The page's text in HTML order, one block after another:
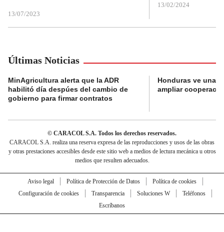
13/07/2023
13/02/2024
Últimas Noticias
MinAgricultura alerta que la ADR
habilitó día despúes del cambio de
gobierno para firmar contratos
Honduras ve una
ampliar
© CARACOL S.A. Todos los derechos reservados.
CARACOL S.A. realiza una reserva expresa de las reproducciones y usos de las obras
y otras prestaciones accesibles desde este sitio web a medios de lectura mecánica u otros
medios que resulten adecuados.
Aviso legal Política de Protección de Datos
Política de cookies
Configuración de cookies
Transparencia Soluciones W
Teléfonos
Escríbanos